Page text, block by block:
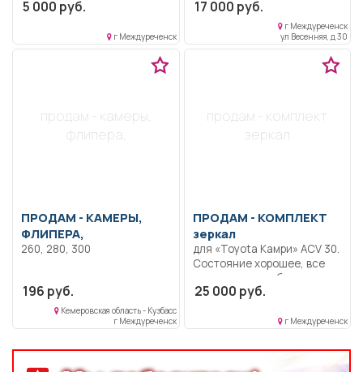
5 000 руб.
г Междуреченск
17 000 руб.
г Междуреченск
ул Весенняя, д 30
продам - камеры,
флипера,
ПРОДАМ - КАМЕРЫ,
ФЛИПЕРА,
260, 280, 300
196 руб.
Кемеровская область - Кузбасс
г Междуреченск
продам - комплект
зеркал
ПРОДАМ - КОМПЛЕКТ
зеркал
для «Toyota Камри» ACV 30.
Состояние хорошее, все
регулировки и обогрев
работают.Дополнительно
поворотов в зеркальные
Китаец прислал один
треугольник с бегущими
25 000 руб.
г Междуреченск